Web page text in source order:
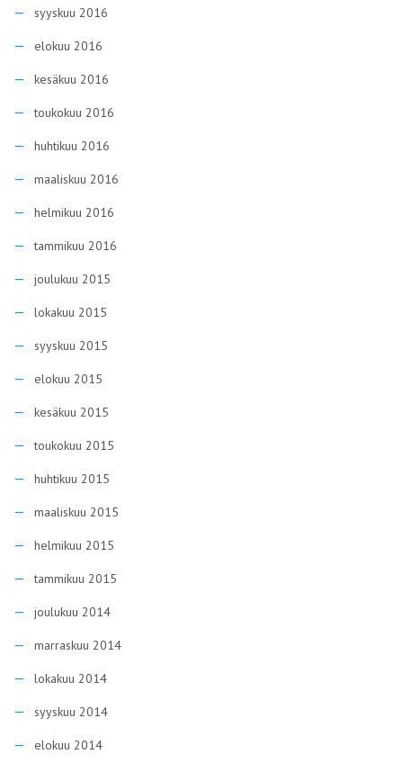
syyskuu 2016
elokuu 2016
kesäkuu 2016
toukokuu 2016
huhtikuu 2016
maaliskuu 2016
helmikuu 2016
tammikuu 2016
joulukuu 2015
lokakuu 2015
syyskuu 2015
elokuu 2015
kesäkuu 2015
toukokuu 2015
huhtikuu 2015
maaliskuu 2015
helmikuu 2015
tammikuu 2015
joulukuu 2014
marraskuu 2014
lokakuu 2014
syyskuu 2014
elokuu 2014